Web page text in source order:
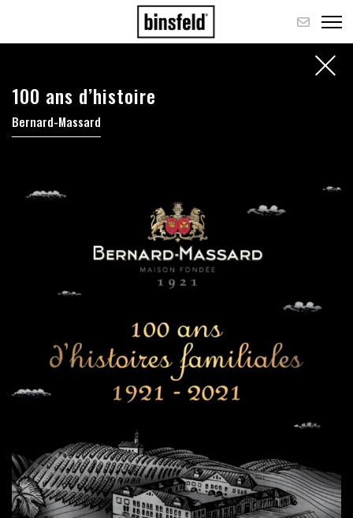
100 ans d’histoire
Bernard-Massard